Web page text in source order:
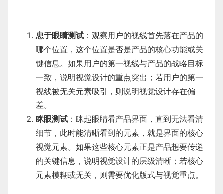
忠于眼睛测试 ：观察用户的视线首先落在产品的
哪个位置，这个位置是否是产品的核心功能或关
键信息。如果用户的第一视线与产品的战略目标
一致，说明视觉设计的重点突出；若用户的第一
视线被无关元素吸引，则说明视觉设计存在偏
差。
眯眼测试 ：眯起眼睛看产品界面，直到无法看清
细节，此时能清晰看到的元素，就是界面的核心
视觉元素。如果这些核心元素正是产品想要传递
的关键信息，说明视觉设计的层级清晰；若核心
元素模糊或无关，则需要优化版式与视觉重点。